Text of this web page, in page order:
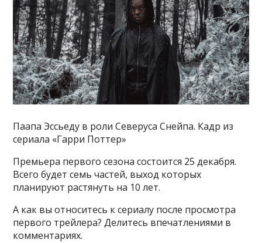
Паапа Эссьеду в роли Северуса Снейпа. Кадр из
сериала «Гарри Поттер»
Премьера первого сезона состоится 25 декабря.
Всего будет семь частей, выход которых
планируют растянуть на 10 лет.
А как вы относитесь к сериалу после просмотра
первого трейлера? Делитесь впечатлениями в
комментариях.